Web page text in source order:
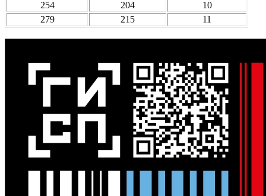
254
204
10
279
215 11